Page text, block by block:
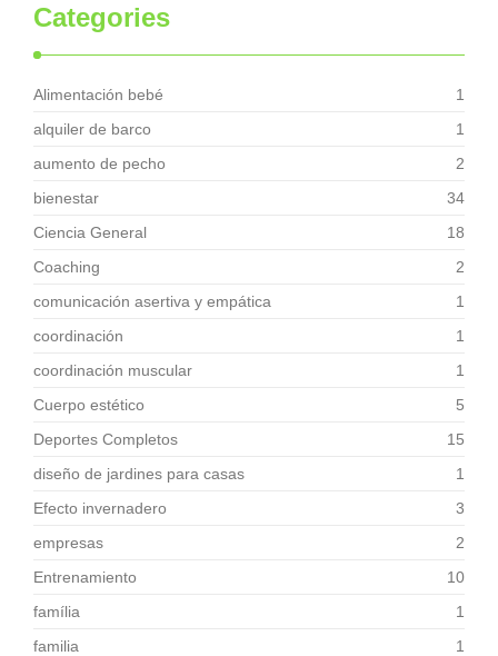
Categories
Alimentación bebé
1
alquiler de barco
1
aumento de pecho
2
bienestar
34
Ciencia General
18
Coaching
2
comunicación asertiva y empática
1
coordinación
1
coordinación muscular
1
Cuerpo estético
5
Deportes Completos
15
diseño de jardines para casas
1
Efecto invernadero
3
empresas
2
Entrenamiento
10
família
1
familia
1